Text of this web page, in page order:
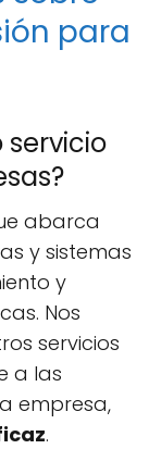
para
abarca
y sistemas
y
Nos
servicios
a las
empresa,
.